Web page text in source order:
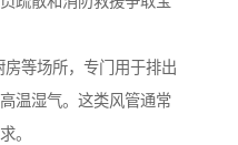
等场所，专门用于排出
温湿气。这类风管通常
。